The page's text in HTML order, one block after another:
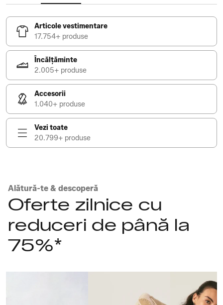
Articole vestimentare
17.754+ produse
Încălțăminte
2.005+ produse
Accesorii
1.040+ produse
Vezi toate
20.799+ produse
Alătură-te & descoperă
Oferte zilnice cu
reduceri de până la
75%*